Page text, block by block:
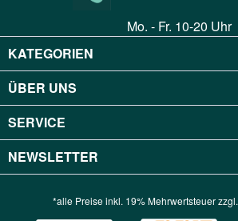
Mo. - Fr. 10-20 Uhr
KATEGORIEN
ÜBER UNS
SERVICE
NEWSLETTER
*alle Preise inkl. 19% Mehrwertsteuer zzgl.